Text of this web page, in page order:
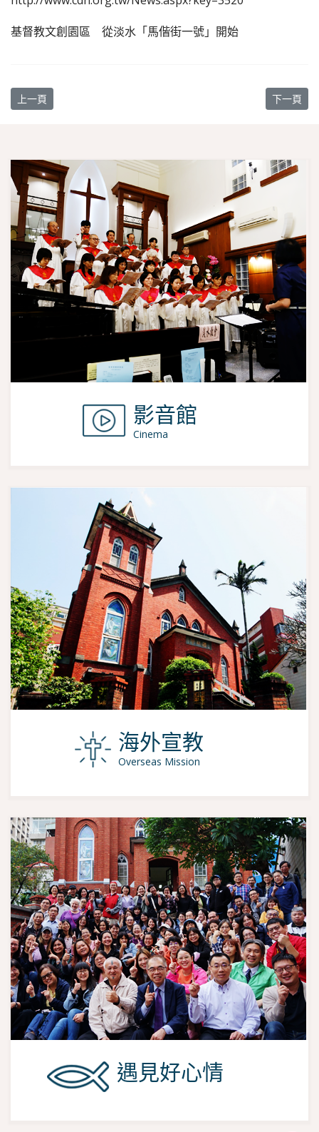
基督教文創園區 從淡水「馬偕街一號」開始
上一篇文章: 紀念尹衍樑先生
上一頁 下一篇文
下一頁
影音館
Cinema
海外宣教
Overseas Mission
遇見好心情